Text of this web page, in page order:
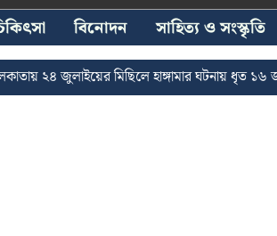
বিনোদন সাহিত্য ও সংস্কৃতি
মিছিলে হাঙ্গামার ঘটনায় ধৃত ১৬ জনের জামিন